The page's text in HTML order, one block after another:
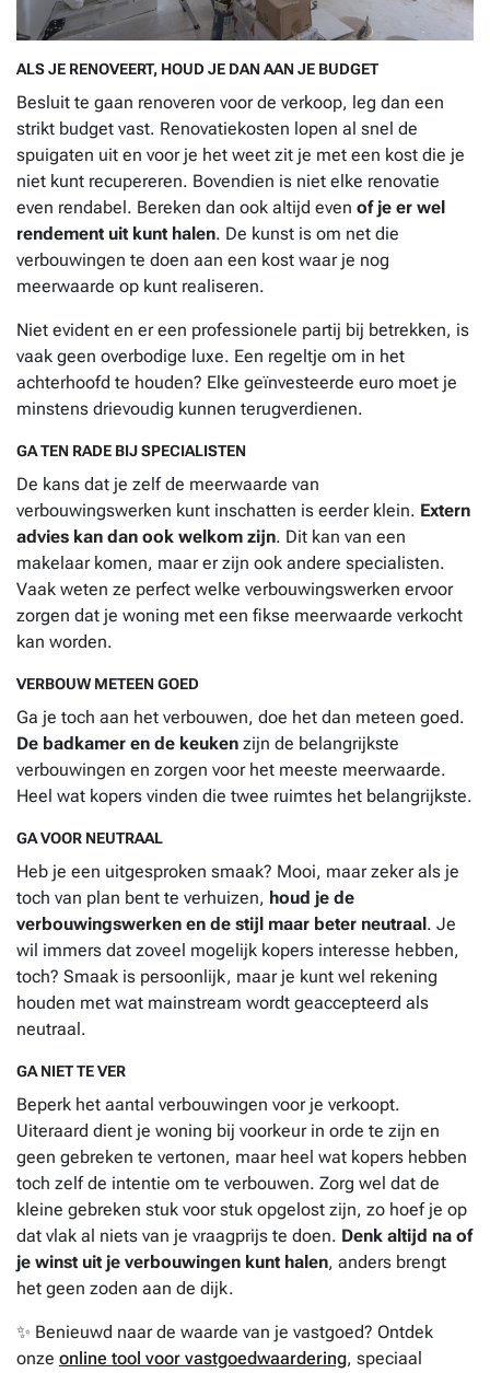
ALS JE RENOVEERT, HOUD JE DAN AAN JE BUDGET
Besluit te gaan renoveren voor de verkoop, leg dan een
strikt budget vast. Renovatiekosten lopen al snel de
spuigaten uit en voor je het weet zit je met een kost die je
niet kunt recupereren. Bovendien is niet elke renovatie
even rendabel. Bereken dan ook altijd even of je er wel
rendement uit kunt halen. De kunst is om net die
verbouwingen te doen aan een kost waar je nog
meerwaarde op kunt realiseren.
Niet evident en er een professionele partij bij betrekken, is
vaak geen overbodige luxe. Een regeltje om in het
achterhoofd te houden? Elke geïnvesteerde euro moet je
minstens drievoudig kunnen terugverdienen.
GA TEN RADE BIJ SPECIALISTEN
De kans dat je zelf de meerwaarde van
verbouwingswerken kunt inschatten is eerder klein. Extern
advies kan dan ook welkom zijn. Dit kan van een
makelaar komen, maar er zijn ook andere specialisten.
Vaak weten ze perfect welke verbouwingswerken ervoor
zorgen dat je woning met een fikse meerwaarde verkocht
kan worden.
VERBOUW METEEN GOED
Ga je toch aan het verbouwen, doe het dan meteen goed.
De badkamer en de keuken zijn de belangrijkste
verbouwingen en zorgen voor het meeste meerwaarde.
Heel wat kopers vinden die twee ruimtes het belangrijkste.
GA VOOR NEUTRAAL
Heb je een uitgesproken smaak? Mooi, maar zeker als je
toch van plan bent te verhuizen, houd je de
verbouwingswerken en de stijl maar beter neutraal . Je
wil immers dat zoveel mogelijk kopers interesse hebben,
toch? Smaak is persoonlijk, maar je kunt wel rekening
houden met wat mainstream wordt geaccepteerd als
neutraal.
GA NIET TE VER
Beperk het aantal verbouwingen voor je verkoopt.
Uiteraard dient je woning bij voorkeur in orde te zijn en
geen gebreken te vertonen, maar heel wat kopers hebben
toch zelf de intentie om te verbouwen. Zorg wel dat de
kleine gebreken stuk voor stuk opgelost zijn, zo hoef je op
dat vlak al niets van je vraagprijs te doen. Denk altijd na of
je winst uit je verbouwingen kunt halen, anders brengt
het geen zoden aan de dijk.
✨ Benieuwd naar de waarde van je vastgoed? Ontdek
onze online tool voor vastgoedwaardering, speciaal